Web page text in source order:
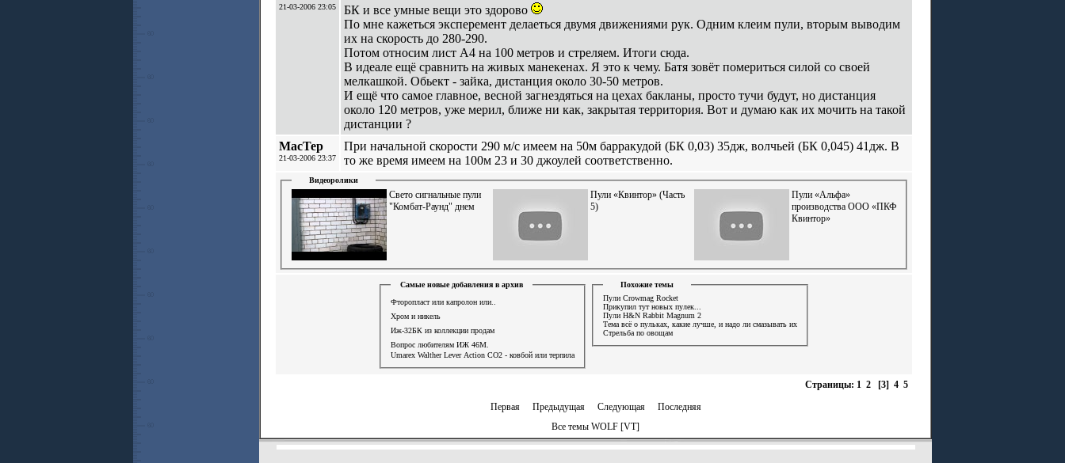
21-03-2006 23:05
БК и все умные вещи это здорово
По мне кажеться эксперемент делаеться двумя движениями рук. Одним клеим пули, вторым выводим
их на скорость до 280-290.
Потом относим лист А4 на 100 метров и стреляем. Итоги сюда.
В идеале ещё сравнить на живых манекенах. Я это к чему. Батя зовёт помериться силой со своей
мелкашкой. Обьект - зайка, дистанция около 30-50 метров.
И ещё что самое главное, весной загнездяться на цехах бакланы, просто тучи будут, но дистанция
около 120 метров, уже мерил, ближе ни как, закрытая территория. Вот и думаю как их мочить на такой
дистанции ?
MacTep
21-03-2006 23:37
При начальной скорости 290 м/с имеем на 50м барракудой (БК 0,03) 35дж, волчьей (БК 0,045) 41дж. В
то же время имеем на 100м 23 и 30 джоулей соответственно.
Видеоролики
Свето сигнальные пули
"Комбат-Раунд" днем
Пули «Квинтор» (Часть
5)
Пули «Альфа»
производства ООО «ПКФ
Квинтор»
Самые новые добавления в архив
Фторопласт или капролон или..
Хром и никель
Иж-32БК из коллекции продам
Вопрос любителям ИЖ 46М.
Umarex Walther Lever Action СО2 - ковбой или терпила
Похожие темы
Пули Crowmag Rocket
Прикупил тут новых пулек...
Пули H&N Rabbit Magnum 2
Тема всё о пулькаx, какие лучше, и надо ли смазывать иx
Стрельба по овощам
Страницы: 1 2 [3] 4 5
Первая
Предыдущая Следующая
Последняя
Все темы WOLF [VT]